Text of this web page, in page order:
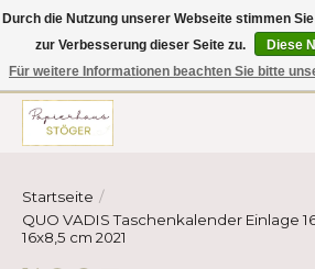
Hier finden Sie hochwertige Produkte im
Schreiben und vieles mehr! Erhalten Sie Ihre
Hause oder ins Büro geliefert!
Startseite /
QUO VADIS Taschenkalender Einlage
16x8,5 cm 2021
Durch die Nutzung unserer Webseite stimmen
zur Verbesserung dieser Seite zu.
Diese
Für weitere Informationen beachten Sie bitte